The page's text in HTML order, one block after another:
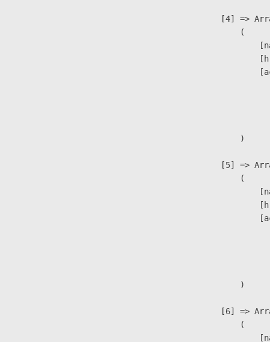
[4] =>
                        (
                        )
[5] =>
                        (
                        )
[6] =>
                        (